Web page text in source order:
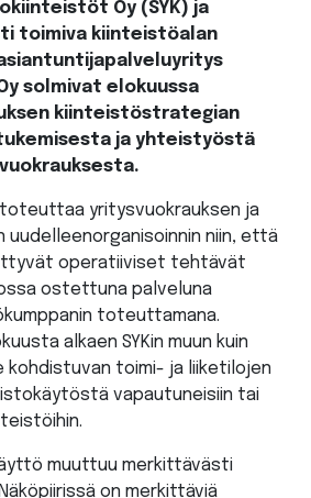
Oy (SYK) ja
toimiva kiinteistöalan
solmivat elokuussa
kiinteistöstrategian
ja yhteistyöstä
yritysvuokrauksen ja
uudelleenorganisoinnin niin, että
operatiiviset tehtävät
ostettuna palveluna
toteuttamana.
alkaen SYKin muun kuin
kohdistuvan toimi- ja liiketilojen
vapautuneisiin tai
muuttuu merkittävästi
on merkittäviä